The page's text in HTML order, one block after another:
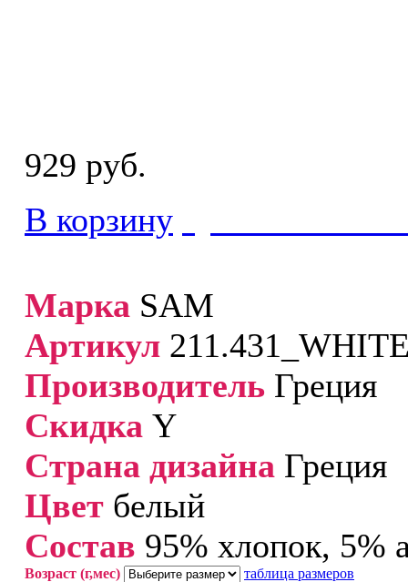
929 руб.
В корзину
Марка SAM
Артикул
Производитель Греция
Скидка Y
Страна дизайна Греция
Цвет белый
Cостав 95% хлопок, 5%
Возраст (г,мес) таблица размеров